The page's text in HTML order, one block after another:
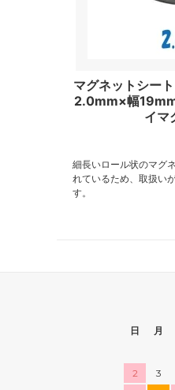
マグネットシー
2.0mm×幅
イマ
細長いロール状のマグ
れているため、取扱い
す。
日
月
2
3